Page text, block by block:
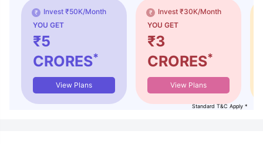
Invest ₹50K/Month
YOU GET
₹5
CRORES*
View Plans
Invest ₹30K/Month
YOU GET
₹3
CRORES*
View Plans
Standard T&C Apply *